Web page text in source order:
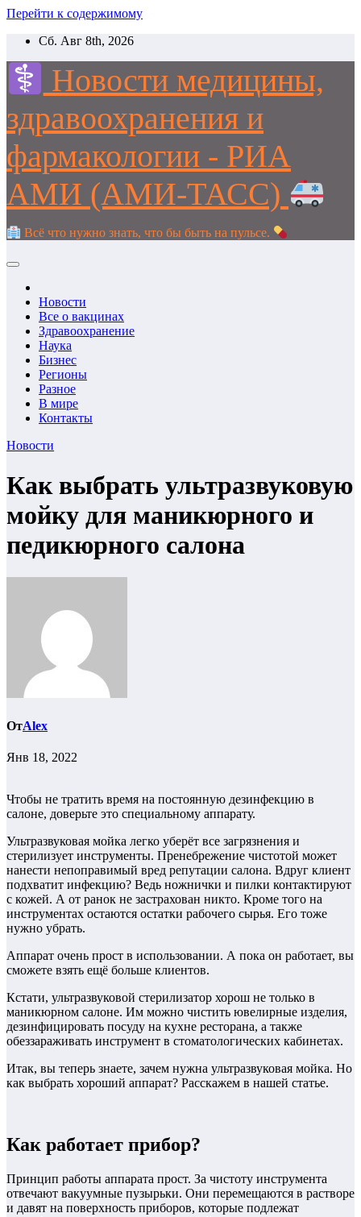
Перейти к содержимому
Сб. Авг 8th, 2026
Новости медицины,
здравоохранения и
фармакологии - РИА
АМИ (АМИ-ТАСС)
Всё что нужно знать, что бы быть на пульсе.
Новости
Все о вакцинах
Здравоохранение
Наука
Бизнес
Регионы
Разное
В мире
Контакты
Новости
Как выбрать ультразвуковую
мойку для маникюрного и
педикюрного салона
ОтAlex
Янв 18, 2022
Чтобы не тратить время на постоянную дезинфекцию в
салоне, доверьте это специальному аппарату.
Ультразвуковая мойка легко уберёт все загрязнения и
стерилизует инструменты. Пренебрежение чистотой может
нанести непоправимый вред репутации салона. Вдруг клиент
подхватит инфекцию? Ведь ножнички и пилки контактируют
с кожей. А от ранок не застрахован никто. Кроме того на
инструментах остаются остатки рабочего сырья. Его тоже
нужно убрать.
Аппарат очень прост в использовании. А пока он работает, вы
сможете взять ещё больше клиентов.
Кстати, ультразвуковой стерилизатор хорош не только в
маникюрном салоне. Им можно чистить ювелирные изделия,
дезинфицировать посуду на кухне ресторана, а также
обеззараживать инструмент в стоматологических кабинетах.
Итак, вы теперь знаете, зачем нужна ультразвуковая мойка. Но
как выбрать хороший аппарат? Расскажем в нашей статье.
Как работает прибор?
Принцип работы аппарата прост. За чистоту инструмента
отвечают вакуумные пузырьки. Они перемещаются в растворе
и давят на поверхность приборов, которые подлежат